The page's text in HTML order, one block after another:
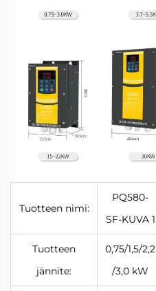
Tuotteen nimi:
PQ580-
SF-KUVA 1
Tuotteen
jännite:
0,75/1,5/2,2
/3,0 kW